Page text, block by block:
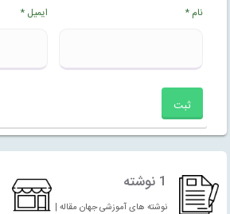
نام* ایمیل*
1 نوشته
نوشته های آموزشی جهان مقاله |